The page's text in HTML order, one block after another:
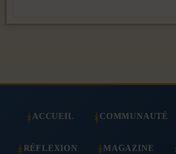
ACCUEIL COMMUNAUTÉ
RÉFLEXION MAGAZINE